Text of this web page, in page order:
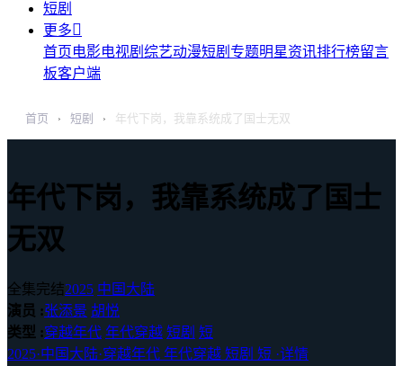
短剧
更多
首页电影电视剧 综艺动漫短剧 专题明星资讯排行榜留言
板客户端
首页 › 短剧 › 年代下岗，我靠系统成了国士无双
年代下岗，我靠系统成了国士
无双
全集完结2025 中国大陆
演员 :张添景 胡悦
类型 :穿越年代 年代穿越 短剧 短
2025·中国大陆·穿越年代 年代穿越 短剧 短 ·详情